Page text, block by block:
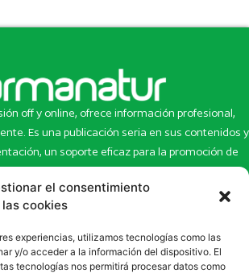
el consentimiento
las cookies
experiencias, utilizamos tecnologías como las
y/o acceder a la información del dispositivo. El
tecnologías nos permitirá procesar datos como
off y online, ofrece información profesional,
Es una publicación seria en sus contenidos y
un soporte eficaz para la promoción de
Multimedia
Artículos
Escaparate